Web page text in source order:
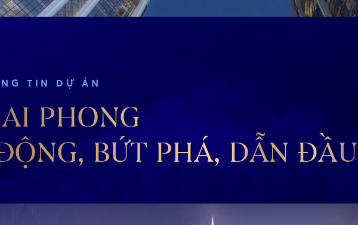
TIN DỰ ÁN
PHONG
BỨT PHÁ, DẪN ĐẦU